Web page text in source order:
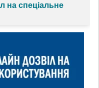
на спеціальне